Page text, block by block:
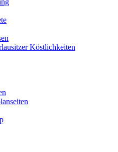
Köstlichkeiten